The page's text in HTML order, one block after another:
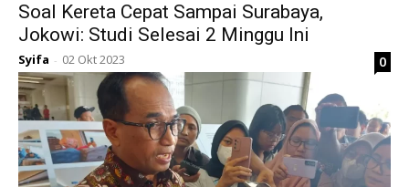
Soal Kereta Cepat Sampai Surabaya,
Jokowi: Studi Selesai 2 Minggu Ini
Syifa - 02 Okt 2023 0